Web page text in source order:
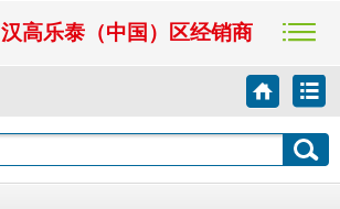
汉高乐泰（中国）区经销商